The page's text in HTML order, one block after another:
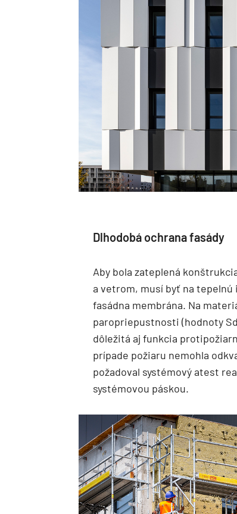
Dlhodobá ochrana fasády
Aby bola zateplená
a vetrom, musí byť na tepelnú
fasádna membrána. Na
paropriepustnosti (hodnoty
dôležitá aj funkcia
prípade požiaru nemohla
požadoval systémový atest
systémovou páskou.